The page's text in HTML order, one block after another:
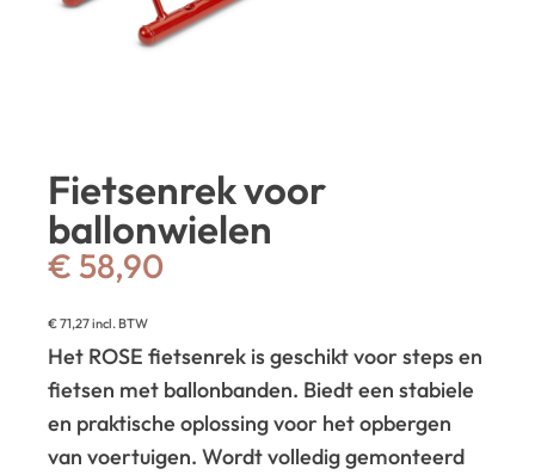
Fietsenrek voor
ballonwielen
€ 58,90
€71,27incl. BTW
Het ROSE fietsenrek is geschikt voor steps en
fietsen met ballonbanden. Biedt een stabiele
en praktische oplossing voor het opbergen
van voertuigen. Wordt volledig gemonteerd